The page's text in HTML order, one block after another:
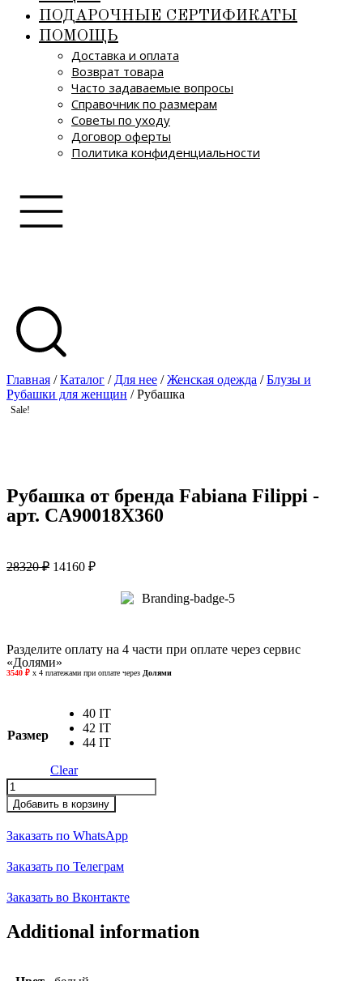
ПОДАРОЧНЫЕ СЕРТИФИКАТЫ
ПОМОЩЬ
Доставка и оплата
Возврат товара
Часто задаваемые вопросы
Справочник по размерам
Советы по уходу
Договор оферты
Политика конфиденциальности
Главная /Каталог / Для нее /Женская одежда /Блузы и
Рубашки для женщин / Рубашка
Sale!
Рубашка от бренда Fabiana Filippi -
арт. CA90018X360
28320₽ 14160 ₽
Разделите оплату на 4 части при оплате через сервис
«Долями»
Размер
40 IT
42 IT
44 IT
Clear
Рубашка
quantity
Добавить в корзину
Заказать по WhatsApp
Заказать по Телеграм
Заказать во Вконтакте
Additional information